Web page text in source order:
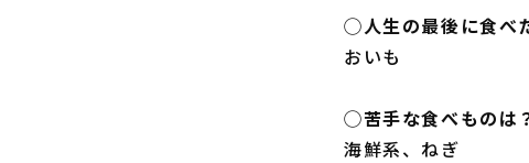
◯人生の最後に食べ
おいも
◯苦手な食べものは
海鮮系、ねぎ